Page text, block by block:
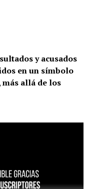
y acusados
en un símbolo
allá de los